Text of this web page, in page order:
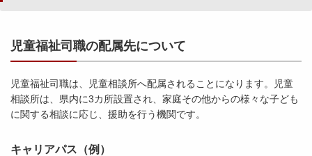
児童福祉司職の配属先について
児童福祉司職は、児童相談所へ配属されることになります。児童
相談所は、県内に3カ所設置され、家庭その他からの様々な子ども
に関する相談に応じ、援助を行う機関です。
キャリアパス（例）